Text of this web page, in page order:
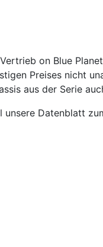
on Blue
Preises nicht
aus der Serie
Datenblatt